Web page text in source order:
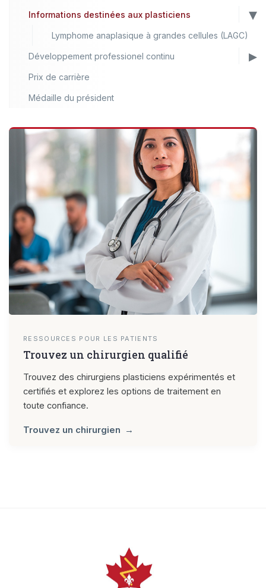
Informations destinées aux plasticiens
Lymphome anaplasique à grandes cellules (LAGC)
Développement professionel continu
Prix de carrière
Médaille du président
RESSOURCES POUR LES PATIENTS
Trouvez un chirurgien qualifié
Trouvez des chirurgiens plasticiens expérimentés et
certifiés et explorez les options de traitement en
toute confiance.
Trouvez un chirurgien